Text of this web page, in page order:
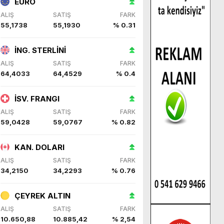
ALIŞ SATIŞ FARK
55,1738 55,1930 % 0.31
İNG. STERLİNİ
ALIŞ SATIŞ FARK
64,4033 64,4529 % 0.4
İSV. FRANGI
ALIŞ SATIŞ FARK
59,0428 59,0767 % 0.82
KAN. DOLARI
ALIŞ SATIŞ FARK
34,2150 34,2293 % 0.76
ÇEYREK ALTIN
ALIŞ SATIŞ FARK
10.650,88 10.885,42 % 2,54